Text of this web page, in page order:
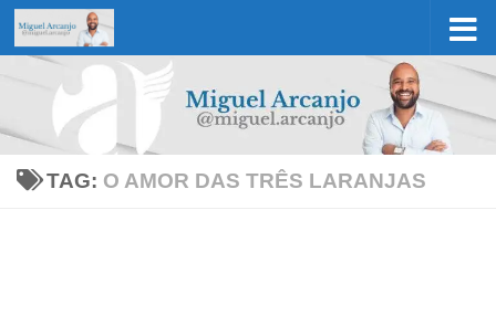
Skip to content
TAG: O AMOR DAS TRÊS LARANJAS